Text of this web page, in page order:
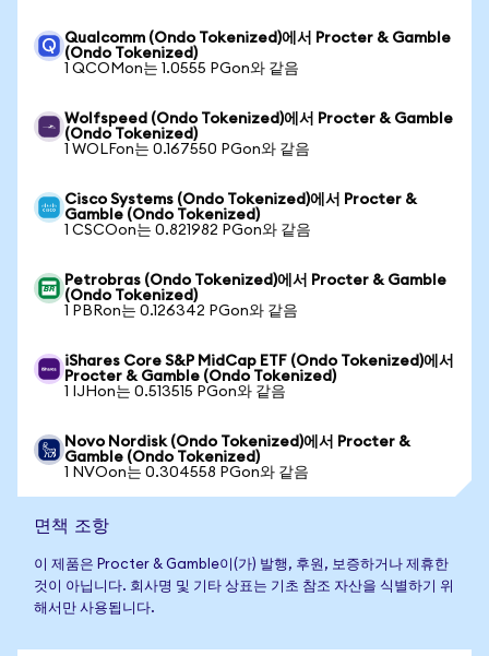
Qualcomm (Ondo Tokenized)에서 Procter & Gamble
(Ondo Tokenized)
1 QCOMon는 1.0555 PGon와 같음
Wolfspeed (Ondo Tokenized)에서 Procter & Gamble
(Ondo Tokenized)
1 WOLFon는 0.167550 PGon와 같음
Cisco Systems (Ondo Tokenized)에서 Procter &
Gamble (Ondo Tokenized)
1 CSCOon는 0.821982 PGon와 같음
Petrobras (Ondo Tokenized)에서 Procter & Gamble
(Ondo Tokenized)
1 PBRon는 0.126342 PGon와 같음
iShares Core S&P MidCap ETF (Ondo Tokenized)에서
Procter & Gamble (Ondo Tokenized)
1 IJHon는 0.513515 PGon와 같음
Novo Nordisk (Ondo Tokenized)에서 Procter &
Gamble (Ondo Tokenized)
1 NVOon는 0.304558 PGon와 같음
면책 조항
이 제품은 Procter & Gamble이(가) 발행, 후원, 보증하거나 제휴한
것이 아닙니다. 회사명 및 기타 상표는 기초 참조 자산을 식별하기 위
해서만 사용됩니다.